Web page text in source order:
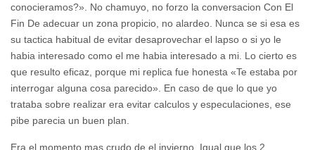
conocieramos?». No chamuyo, no forzo la conversacion Con El
Fin De adecuar un zona propicio, no alardeo. Nunca se si esa es
su tactica habitual de evitar desaprovechar el lapso o si yo le
habia interesado como el me habia interesado a mi. Lo cierto es
que resulto eficaz, porque mi replica fue honesta «Te estaba por
interrogar alguna cosa parecido». En caso de que lo que yo
trataba sobre realizar era evitar calculos y especulaciones, ese
pibe parecia un buen plan.
Era el momento mas crudo de el invierno. Igual que los 2